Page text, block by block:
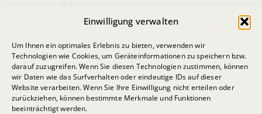
Einwilligung verwalten
Um Ihnen ein optimales Erlebnis zu bieten, verwenden wir
Technologien wie Cookies, um Geräteinformationen zu speichern bzw.
darauf zuzugreifen. Wenn Sie diesen Technologien zustimmen, können
wir Daten wie das Surfverhalten oder eindeutige IDs auf dieser
Website verarbeiten. Wenn Sie Ihre Einwilligung nicht erteilen oder
zurückziehen, können bestimmte Merkmale und Funktionen
beeinträchtigt werden.
Datenschutz
Cookie-Richtlinie